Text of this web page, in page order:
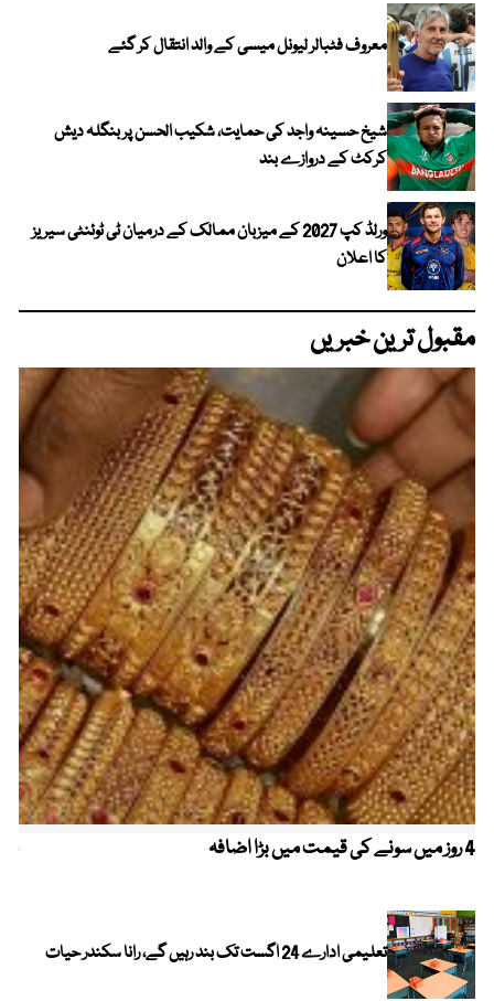
معروف فٹبالر لیونل میسی کے والد انتقال کر گئے
شیخ حسینہ واجد کی حمایت، شکیب الحسن پر بنگلہ دیش
کرکٹ کے دروازے بند
ورلڈ کپ 2027 کے میزبان ممالک کے درمیان ٹی ٹوئنٹی سیریز
کا اعلان
مقبول ترین خبریں
4 روز میں سونے کی قیمت میں بڑا اضافہ
تعلیمی ادارے 24 اگست تک بند رہیں گے، رانا سکندر حیات